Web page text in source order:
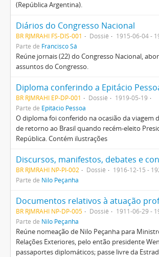
(República Argentina).
Diários do Congresso Nacional
BR RJMRAHI FS-DIS-001 Dossiê
1915-06-04 -
Parte de Francisco Sá
Reúne jornais (22) do Congresso Nacional,
assuntos do Congresso.
BR RJMRAHI EP-DP-001 Dossiê
1919-05-19
Parte de Epitácio Pessoa
O diploma foi conferido na ocasião da viagem
de retorno ao Brasil quando recém-eleito
República. Contém ilustrações
BR RJMRAHI NP-PI-002 Dossiê
1916-12-15 -
Parte de Nilo Peçanha
BR RJMRAHI NP-DP-005 Dossiê
1911-06-29 -
Parte de Nilo Peçanha
Reúne nomeação de Nilo Peçanha para
Relações Exteriores, pelo então presidente
passaportes diplomáticos; passe livre da